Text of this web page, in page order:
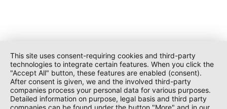
This site uses consent-requiring cookies and third-party
technologies to integrate certain features. When you click the
"Accept All" button, these features are enabled (consent).
After consent is given, we and the involved third-party
companies process your personal data for various purposes.
Detailed information on purpose, legal basis and third party
companies can be found under the button "More" and in our